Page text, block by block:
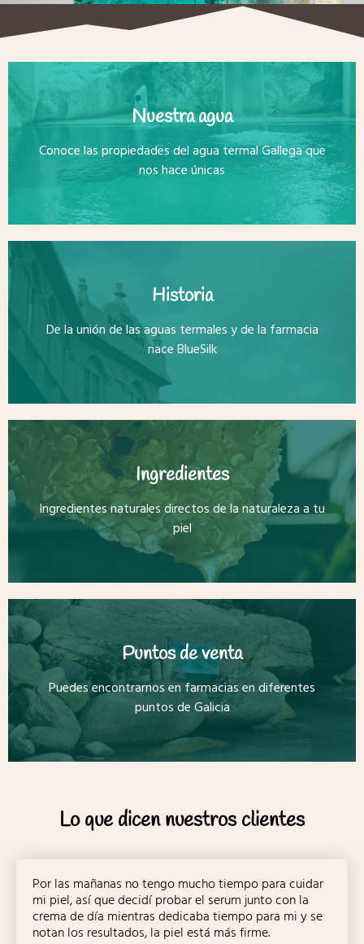
Nuestra agua
Conoce las propiedades del agua termal Gallega que
nos hace únicas
Historia
De la unión de las aguas termales y de la farmacia
nace BlueSilk
Ingredientes
Ingredientes naturales directos de la naturaleza a tu
piel
Puntos de venta
Puedes encontrarnos en farmacias en diferentes
puntos de Galicia
Lo que dicen nuestros clientes
Por las mañanas no tengo mucho tiempo para cuidar
mi piel, así que decidí probar el serum junto con la
crema de día mientras dedicaba tiempo para mi y se
notan los resultados, la piel está más firme.